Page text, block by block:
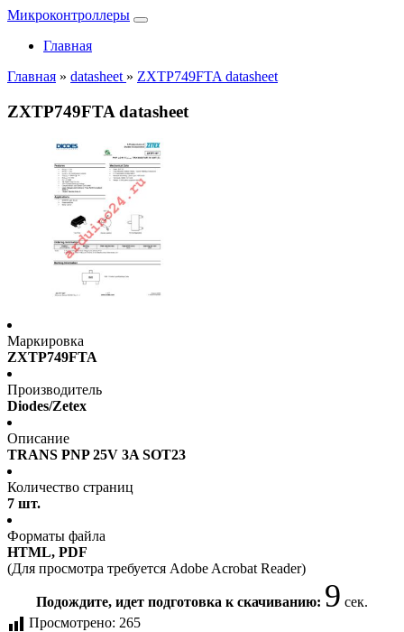
Микроконтроллеры
Главная
Главная » datasheet » ZXTP749FTA datasheet
ZXTP749FTA datasheet
Маркировка
ZXTP749FTA
Производитель
Diodes/Zetex
Описание
TRANS PNP 25V 3A SOT23
Количество страниц
7 шт.
Форматы файла
HTML, PDF
(Для просмотра требуется Adobe Acrobat Reader)
Подождите, идет подготовка к скачиванию: 9 сек.
Просмотрено: 265